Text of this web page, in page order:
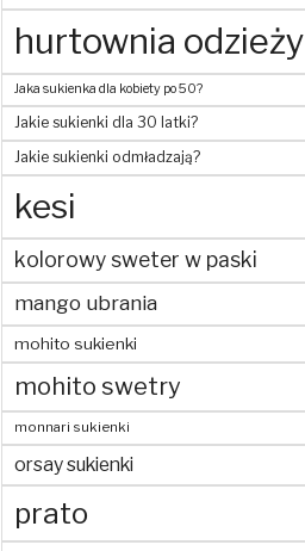
hurtownia odzieży
Jaka sukienka dla kobiety po 50?
Jakie sukienki dla 30 latki?
Jakie sukienki odmładzają?
kesi
kolorowy sweter w paski
mango ubrania
mohito sukienki
mohito swetry
monnari sukienki
orsay sukienki
prato